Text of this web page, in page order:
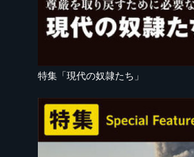
特集「現代の奴隷たち」